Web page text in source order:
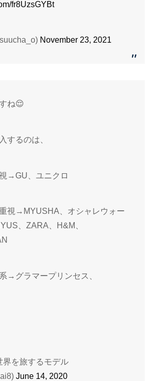
fr8UzsGYBt
November 23, 2021
ね😌
するのは、
→GU、ユニクロ
視→MYUSHA、オシャレウォー
、ZARA、H&M、
→グラマープリンセス、
を旅するモデル
June 14, 2020